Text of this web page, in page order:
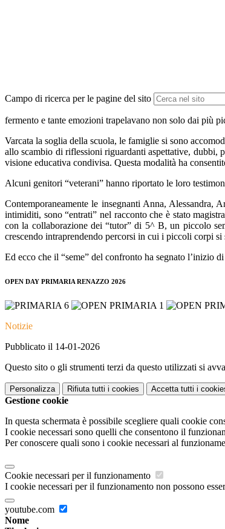
Campo di ricerca per le pagine del sito
fermento e tante emozioni trapelavano non solo dai più
Varcata la soglia della scuola, le famiglie si sono
allo scambio di riflessioni riguardanti aspettative, dubbi,
visione educativa condivisa. Questa modalità ha
Alcuni genitori “veterani” hanno riportato le loro
Contemporaneamente le insegnanti Anna,
intimiditi, sono “entrati” nel racconto che è stato
con la collaborazione dei “tutor” di 5^ B, un piccolo
crescendo intraprendendo percorsi in cui i piccoli corpi
Ed ecco che il “seme” del confronto ha segnato l’inizio
OPEN DAY PRIMARIA RENAZZO 2026
Notizie
Pubblicato il 14-01-2026
Questo sito o gli strumenti terzi da questo utilizzati si
Personalizza Rifiuta tutti i cookies Accetta tutti i
Gestione cookie
In questa schermata è possibile scegliere quali cookie
I cookie necessari sono quelli che consentono il
Per conoscere quali sono i cookie necessari al
Cookie necessari per il funzionamento
I cookie necessari per il funzionamento non possono
youtube.com
Nome